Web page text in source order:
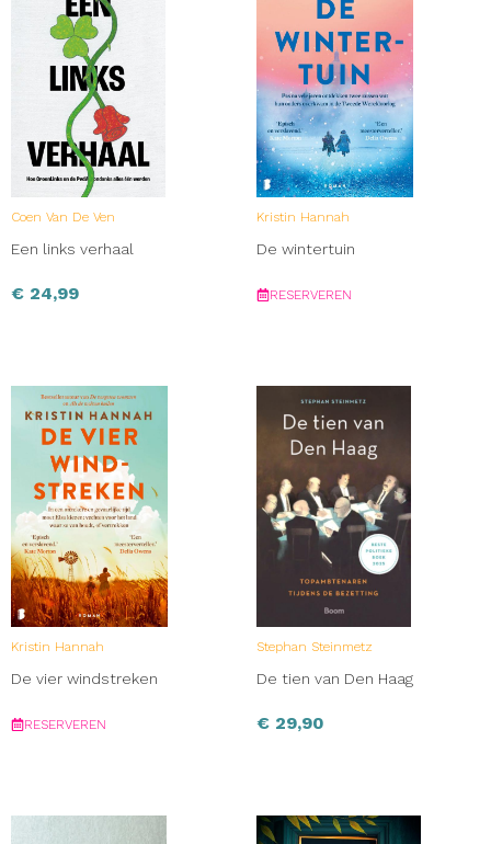
Coen Van De Ven
Een links verhaal
€ 24,99
Kristin Hannah
De wintertuin
RESERVEREN
Kristin Hannah
De vier windstreken
RESERVEREN
Stephan Steinmetz
De tien van Den Haag
€ 29,90